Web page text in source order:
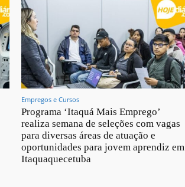
Empregos e Cursos
Programa ‘Itaquá Mais Emprego’
realiza semana de seleções com vagas
para diversas áreas de atuação e
oportunidades para jovem aprendiz em
Itaquaquecetuba